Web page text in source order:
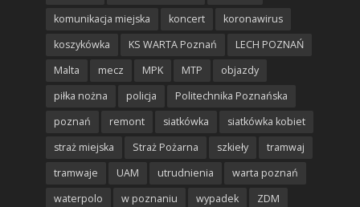
komunikacja miejska
koncert
koronawirus
koszykówka
KS WARTA Poznań
LECH POZNAŃ
Malta
mecz MPK MTP
objazdy
piłka nożna
policja
Politechnika Poznańska
poznań
remont siatkówka
siatkówka kobiet
straż miejska
Straż Pożarna szkieły
tramwaj
tramwaje
UAM utrudnienia
warta poznań
waterpolo
w poznaniu wypadek
ZDM